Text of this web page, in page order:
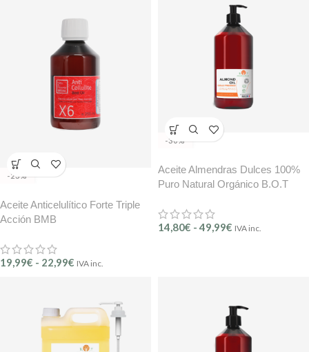
-23%
Aceite Anticelulítico Forte Triple
Acción BMB
19,99€ - 22,99€ IVA inc.
-30%
Aceite Almendras Dulces 100%
Puro Natural Orgánico B.O.T
14,80€ - 49,99€ IVA inc.